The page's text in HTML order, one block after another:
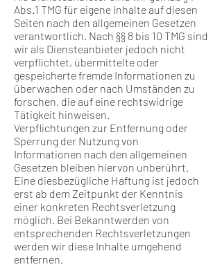
Abs.1 TMG für eigene Inhalte auf diesen
Seiten nach den allgemeinen Gesetzen
verantwortlich. Nach §§ 8 bis 10 TMG sind
wir als Diensteanbieter jedoch nicht
verpflichtet, übermittelte oder
gespeicherte fremde Informationen zu
überwachen oder nach Umständen zu
forschen, die auf eine rechtswidrige
Tätigkeit hinweisen.
Verpflichtungen zur Entfernung oder
Sperrung der Nutzung von
Informationen nach den allgemeinen
Gesetzen bleiben hiervon unberührt.
Eine diesbezügliche Haftung ist jedoch
erst ab dem Zeitpunkt der Kenntnis
einer konkreten Rechtsverletzung
möglich. Bei Bekanntwerden von
entsprechenden Rechtsverletzungen
werden wir diese Inhalte umgehend
entfernen.